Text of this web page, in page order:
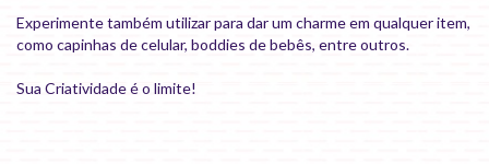
Experimente também utilizar para dar um charme em qualquer item,
como capinhas de celular, boddies de bebês, entre outros.
Sua Criatividade é o limite!